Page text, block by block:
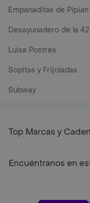
Empanaditas de
Desayunadero de la 42
Luisa Postres
Sopitas y Frijoladas
Subway
Top Marcas y
Encuéntranos en